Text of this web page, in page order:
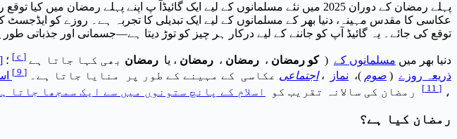
پہلے رمضان کے دوران 2025 میں نئے مسلمانوں کے لیے ایک گائیڈآ پ اپنے
عکاسی کا مقدس مہینہ، دنیا بھر کے مسلمانوں کے لیے ایک تبدیلی کا تجربہ ہے۔ روزے کو
توقع کی جائے۔ یہ گائیڈ آپ کو جاننے کے لیے درکار ہر چیز کو توڑ دیتا ہے—جسمانی اور جذباتی
[ c ] کو رمضان ، رمضان ، رمضان ، یا رمضان بھی کہا جاتا ہے ) دنیا بھر میں مسلمانوں کے
ذریعہ روزے ( صوم )، نماز ،اجتماعی عکاسی کے مہینے کے طور پر منایا جاتا ہے۔ [
]
، [
] رمضان کی سالانہ تقریب کو اسلام کے پانچ ستونوں میں سے ایک سمجھا جاتا
رمضان کیا ہے؟